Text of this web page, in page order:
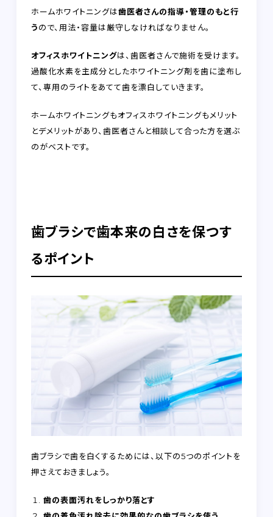
ホームホワイトニングは歯医者さんの指導・管理のもと行
うので、用法・容量は厳守しなければなりません。
オフィスホワイトニングは、歯医者さんで施術を受けます。
過酸化水素を主成分としたホワイトニング剤を歯に塗布し
て、専用のライトをあてて歯を漂白していきます。
ホームホワイトニングもオフィスホワイトニングもメリット
とデメリットがあり、歯医者さんと相談して合った方を選ぶ
のがベストです。
歯ブラシで歯本来の白さを保つす
るポイント
歯ブラシで歯を白くするためには、以下の5つのポイントを
押さえておきましょう。
歯の表面汚れをしっかり落とす